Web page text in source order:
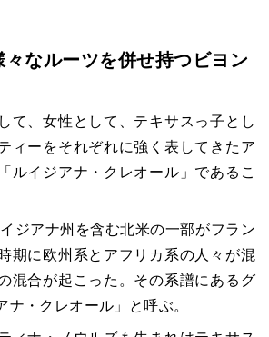
なルーツを併せ持つビヨン
て、女性として、テキサスっ子とし
ィーをそれぞれに強く表してきたア
ルイジアナ・クレオール」であるこ
ジアナ州を含む北米の一部がフラン
期に欧州系とアフリカ系の人々が混
混合が起こった。その系譜にあるグ
ナ・クレオール」と呼ぶ。